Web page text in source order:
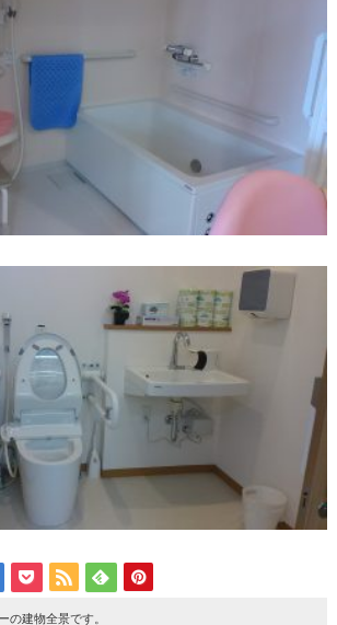
の建物全景です。